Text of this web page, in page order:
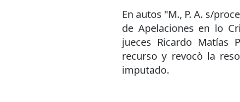
En autos "M., P. A. s/
de Apelaciones en lo
jueces Ricardo Matías
recurso y revocò la
imputado.